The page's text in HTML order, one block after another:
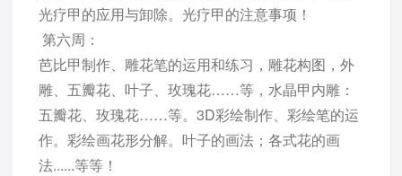
光疗甲的应用与卸除。光疗甲的注意事项！
第六周：
芭比甲制作、雕花笔的运用和练习，雕花构图，外
雕、五瓣花、叶子、玫瑰花……等，水晶甲内雕：
五瓣花、玫瑰花……等。3D彩绘制作、彩绘笔的运
作。彩绘画花形分解。叶子的画法；各式花的画
法......等等！